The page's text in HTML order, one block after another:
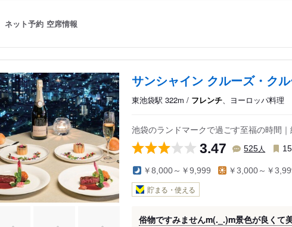
ネット予約 空席情報
サンシャイン クルーズ・ク
東池袋駅 322m / フレンチ、ヨーロッパ料理
池袋のランドマークで過ごす至福の時間
3.47 525人
￥8,000～￥9,999 ￥3,000～￥
貯まる・使える
俗物ですみませんm(._.)m景色が良くて